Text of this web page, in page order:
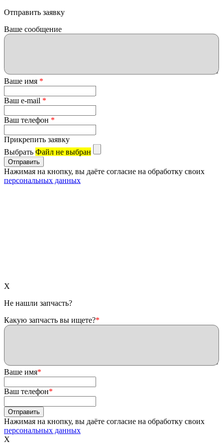
Отправить заявку
Ваше сообщение
Ваше имя *
Ваш e-mail *
Ваш телефон *
Прикрепить заявку
Выбрать Файл не выбран
Нажимая на кнопку, вы даёте согласие на обработку своих
персональных данных
X
Не нашли запчасть?
Какую запчасть вы ищете?*
Ваше имя*
Ваш телефон*
Нажимая на кнопку, вы даёте согласие на обработку своих
персональных данных
X